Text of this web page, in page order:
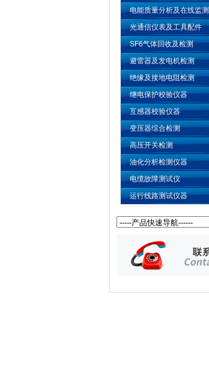
电能质量分析及在线监测
光通信仪表及工具配件
SF6气体回收及检测
避雷器及发电机检测
绝缘及接地电阻检测
继电保护校验仪器
互感器校验仪器
变压器综合检测
高压开关检测
油化分析检测仪器
电缆故障测试仪
运行线路测试仪器